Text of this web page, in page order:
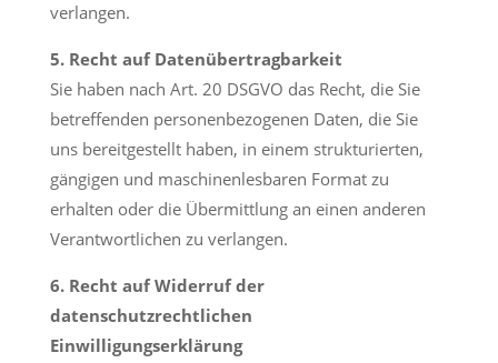
verlangen.
5. Recht auf Datenübertragbarkeit
Sie haben nach Art. 20 DSGVO das Recht, die Sie
betreffenden personenbezogenen Daten, die Sie
uns bereitgestellt haben, in einem strukturierten,
gängigen und maschinenlesbaren Format zu
erhalten oder die Übermittlung an einen anderen
Verantwortlichen zu verlangen.
6. Recht auf Widerruf der
datenschutzrechtlichen
Einwilligungserklärung